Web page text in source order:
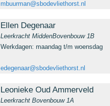
mbuurman@sbodevliethorst.nl
Ellen Degenaar
Leerkracht MiddenBovenbouw 1B
Werkdagen: maandag t/m woensdag
edegenaar@sbodevliethorst.nl
Leonieke Oud Ammerveld
Leerkracht Bovenbouw 1A